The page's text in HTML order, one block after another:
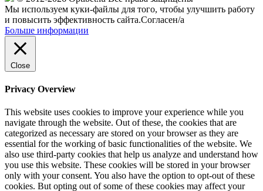
Мы используем куки-файлы для того, чтобы улучшить работу
и повысить эффективность сайта.Согласен/а
Больше информации
Close
Privacy Overview
This website uses cookies to improve your experience while you
navigate through the website. Out of these, the cookies that are
categorized as necessary are stored on your browser as they are
essential for the working of basic functionalities of the website. We
also use third-party cookies that help us analyze and understand how
you use this website. These cookies will be stored in your browser
only with your consent. You also have the option to opt-out of these
cookies. But opting out of some of these cookies may affect your